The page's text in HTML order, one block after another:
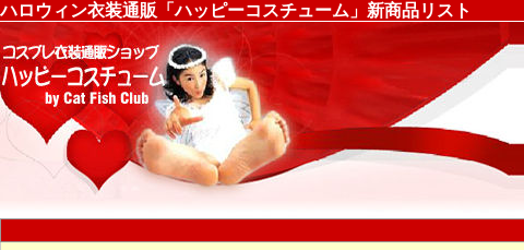
ハロウィン衣装通販「ハッピーコスチューム」新商品リスト